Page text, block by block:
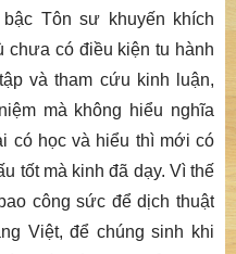
Tôn sư khuyến khích
chưa có điều kiện tu hành
và tham cứu kinh luận,
mà không hiểu nghĩa
có học và hiểu thì mới có
tốt mà kinh đã dạy. Vì thế
công sức để dịch thuật
Việt, để chúng sinh khi